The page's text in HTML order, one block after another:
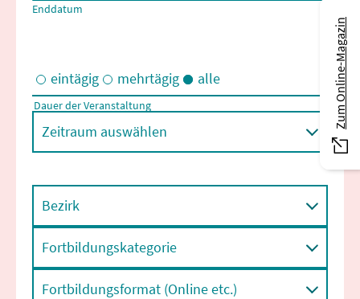
Enddatum
Eintägige und/oder mehrtägige Veranstaltungen
eintägig mehrtägig alle
Dauer der Veranstaltung
Zeitraum auswählen
Bezirk
Fortbildungskategorie
Fortbildungsformat (Online etc.)
Zum Online-Magazin